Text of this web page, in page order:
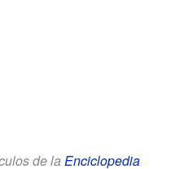
de la Enciclopedia